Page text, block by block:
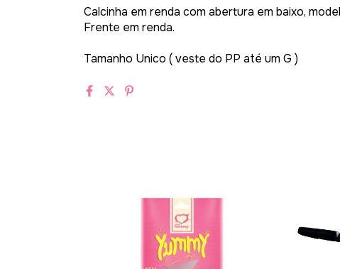
Calcinha em renda com abertura em baixo,
Frente em renda.
Tamanho Unico ( veste do PP até um G )